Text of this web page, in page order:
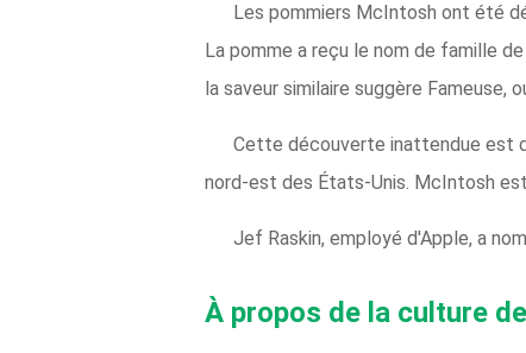
Les pommiers McIntosh ont été
La pomme a reçu le nom de famille
la saveur similaire suggère Fameuse,
Cette découverte inattendue est
nord-est des États-Unis. McIntosh
Jef Raskin, employé d'Apple, a
À propos de la culture